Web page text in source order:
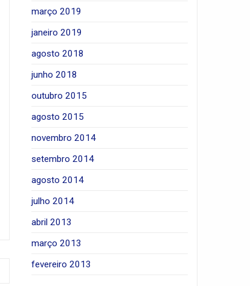
março 2019
janeiro 2019
agosto 2018
junho 2018
outubro 2015
agosto 2015
novembro 2014
setembro 2014
agosto 2014
julho 2014
abril 2013
março 2013
fevereiro 2013